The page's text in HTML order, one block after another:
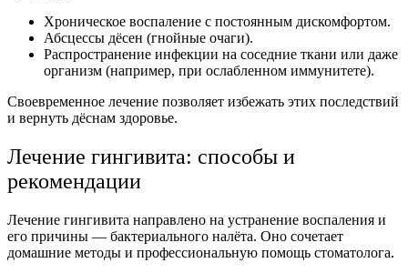
Хроническое воспаление с постоянным дискомфортом.
Абсцессы дёсен (гнойные очаги).
Распространение инфекции на соседние ткани или даже
организм (например, при ослабленном иммунитете).
Своевременное лечение позволяет избежать этих последствий
и вернуть дёснам здоровье.
Лечение гингивита: способы и
рекомендации
Лечение гингивита направлено на устранение воспаления и
его причины — бактериального налёта. Оно сочетает
домашние методы и профессиональную помощь стоматолога.